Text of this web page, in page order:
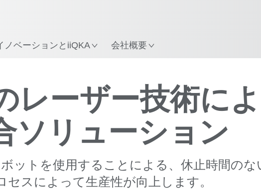
ノベーションとiiQKA 会社概要
動画
レーザー技術によ
ソリューション
ットを使用することによる、休止時間のな
セスによって生産性が向上します。